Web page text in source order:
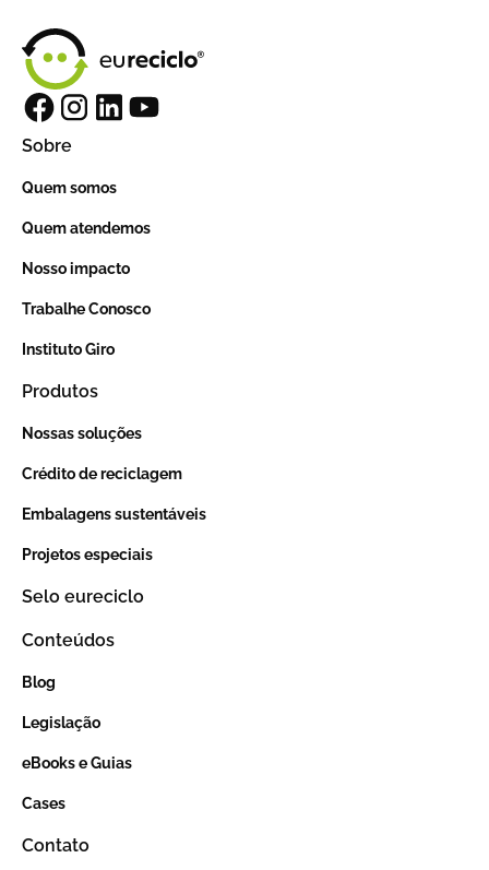
Sobre
Quem somos
Quem atendemos
Nosso impacto
Trabalhe Conosco
Instituto Giro
Produtos
Nossas soluções
Crédito de reciclagem
Embalagens sustentáveis
Projetos especiais
Selo eureciclo
Conteúdos
Blog
Legislação
eBooks e Guias
Cases
Contato